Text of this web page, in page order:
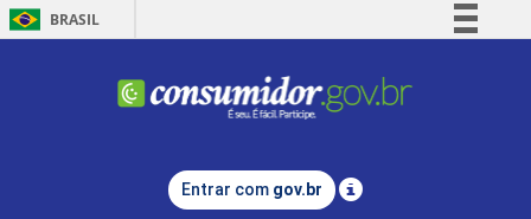
BRASIL
Comunica BR
Legislação
Entrar com gov.br